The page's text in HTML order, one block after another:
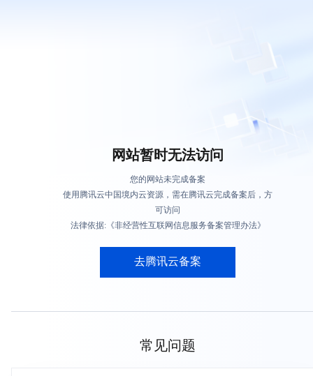
网站暂时无法访问
您的网站未完成备案
使用腾讯云中国境内云资源，需在腾讯云完成备案后，方
可访问
法律依据:《非经营性互联网信息服务备案管理办法》
去腾讯云备案
常见问题